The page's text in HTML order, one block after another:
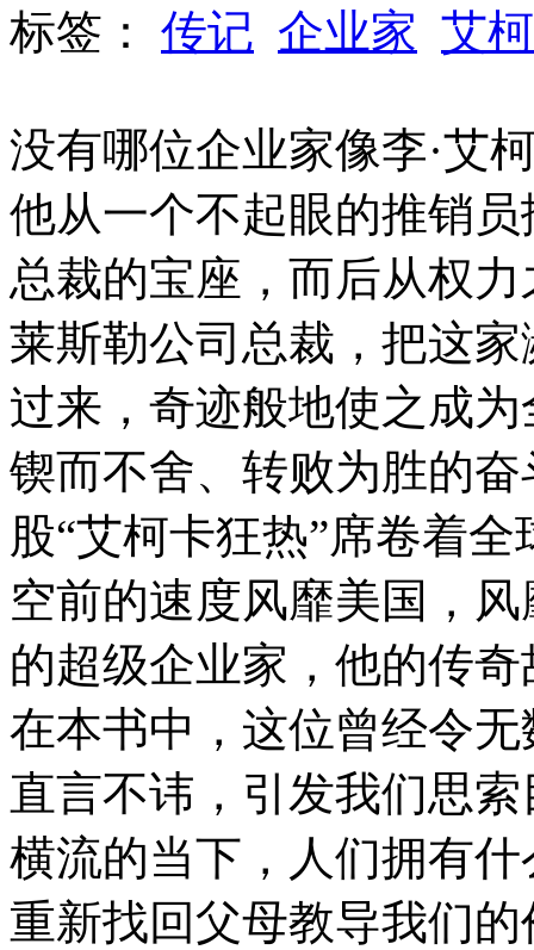
标签： 传记 企业家 艾
没有哪位企业家像李·艾
他从一个不起眼的推销
总裁的宝座，而后从权
莱斯勒公司总裁，把这
过来，奇迹般地使之成
锲而不舍、转败为胜的
股“艾柯卡狂热”席卷着
空前的速度风靡美国，
的超级企业家，他的传
在本书中，这位曾经令
直言不讳，引发我们思
横流的当下，人们拥有
重新找回父母教导我们